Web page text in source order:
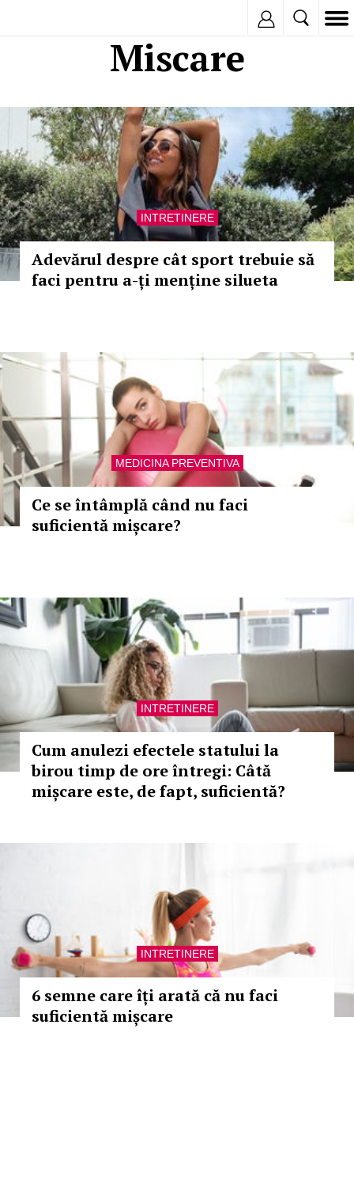
Miscare
INTRETINERE
Adevărul despre cât sport trebuie să
faci pentru a-ți menține silueta
MEDICINA PREVENTIVA
Ce se întâmplă când nu faci
suficientă mișcare?
INTRETINERE
Cum anulezi efectele statului la
birou timp de ore întregi: Câtă
mișcare este, de fapt, suficientă?
INTRETINERE
6 semne care îți arată că nu faci
suficientă mișcare